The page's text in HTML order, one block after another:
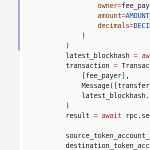
owner=
amount=
decimals=
)
)
latest_blockhash =
transaction =
[fee_payer],
)
result = await